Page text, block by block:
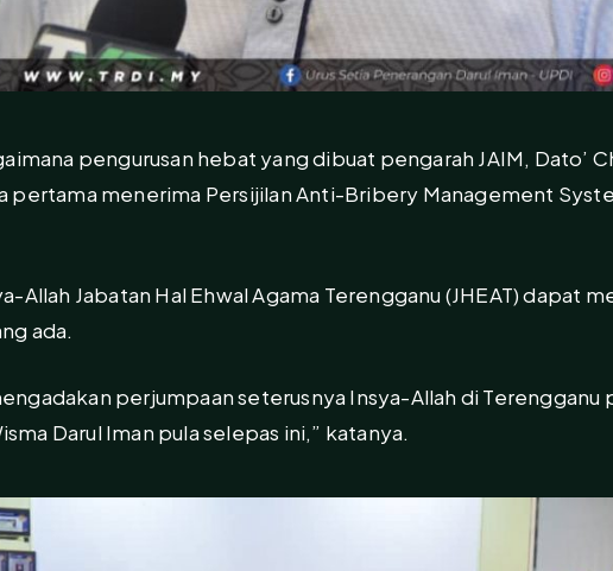
pengurusan hebat yang dibuat pengarah JAIM, Dato’
pertama menerima Persijilan Anti-Bribery Management
Allah Jabatan Hal Ehwal Agama Terengganu (JHEAT) dapat
ada.
perjumpaan seterusnya Insya-Allah di Terengganu
Darul Iman pula selepas ini,” katanya.